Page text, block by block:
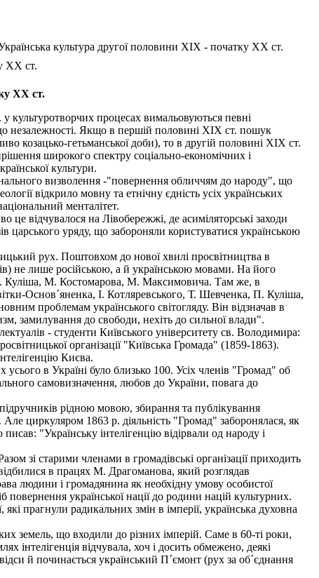
культура другої половини XIX - початку XX ст.
XX ст.
XX ст.
культуротворчих процесах вимальовуються певні
незалежності. Якщо в першій половині XIX ст. пошук
козацько-гетьманської доби), то в другій половині XIX ст.
широкого спектру соціально-економічних і
культури.
визволення -"повернення обличчям до народу", що
відкрило мовну та етнічну єдність усіх українських
менталітет.
відчувалося на Лівобережжі, де асиміляторські заходи
царського уряду, що забороняли користуватися українською
рух. Поштовхом до нової хвилі просвітництва в
не лише російською, а й українською мовами. На його
П. Куліша, М. Костомарова, М. Максимовича. Там же, в
Основ´яненка, І. Котляревського, Т. Шевченка, П. Куліша,
проблемам українського світогляду. Він відзначав в
замилування до свободи, нехіть до сильної влади".
- студенти Київського університету св. Володимира:
організації "Київська Громада" (1859-1863).
Києва.
в Україні було близько 100. Усіх членів "Громад" об
самовизначення, любов до України, повага до
рідною мовою, збирання та публікування
Але циркуляром 1863 р. діяльність "Громад" заборонялася, як
"Українську інтелігенцію відірвали од народу і
зі старими членами в громадівські організації приходить
в працях М. Драгоманова, який розглядав
людини і громадянина як необхідну умову особистої
повернення української нації до родини націй культурних.
прагнули радикальних змін в імперії, українська духовна
земель, що входили до різних імперій. Саме в 60-ті роки,
інтелігенція відчувала, хоч і досить обмежено, деякі
й починається український П´ємонт (рух за об´єднання